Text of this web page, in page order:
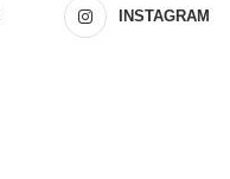
INSTAGRAM